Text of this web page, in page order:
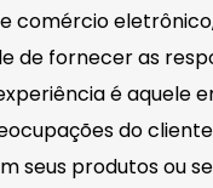
comércio
de fornecer as
é
do
seus produtos ou